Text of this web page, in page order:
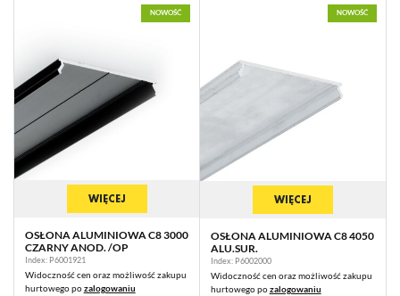
NOWOŚĆ
WIĘCEJ
OSŁONA ALUMINIOWA C8 3000
CZARNY ANOD. /OP
Index: P6001921
Widoczność cen oraz możliwość zakupu
hurtowego pozalogowaniu
NOWOŚĆ
WIĘCEJ
OSŁONA ALUMINIOWA C8 4050
ALU.SUR.
Index: P6002000
Widoczność cen oraz możliwość zakupu
hurtowego pozalogowaniu